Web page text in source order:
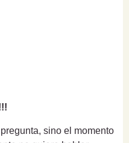
sino el momento